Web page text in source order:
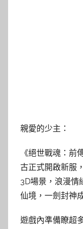
親愛的少主：
《絕世戰魂：前
古正式開啟新服
3D場景，浪漫情
仙境，一劍封神
遊戲內準備瞭超